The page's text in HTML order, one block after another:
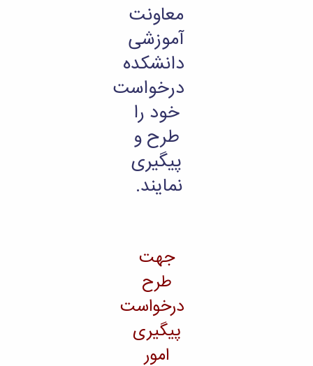
معاونت
آموزشی
دانشکده
درخواست
خود را
طرح و
پیگیری
نمایند.
جهت
درخواست
پیگیری